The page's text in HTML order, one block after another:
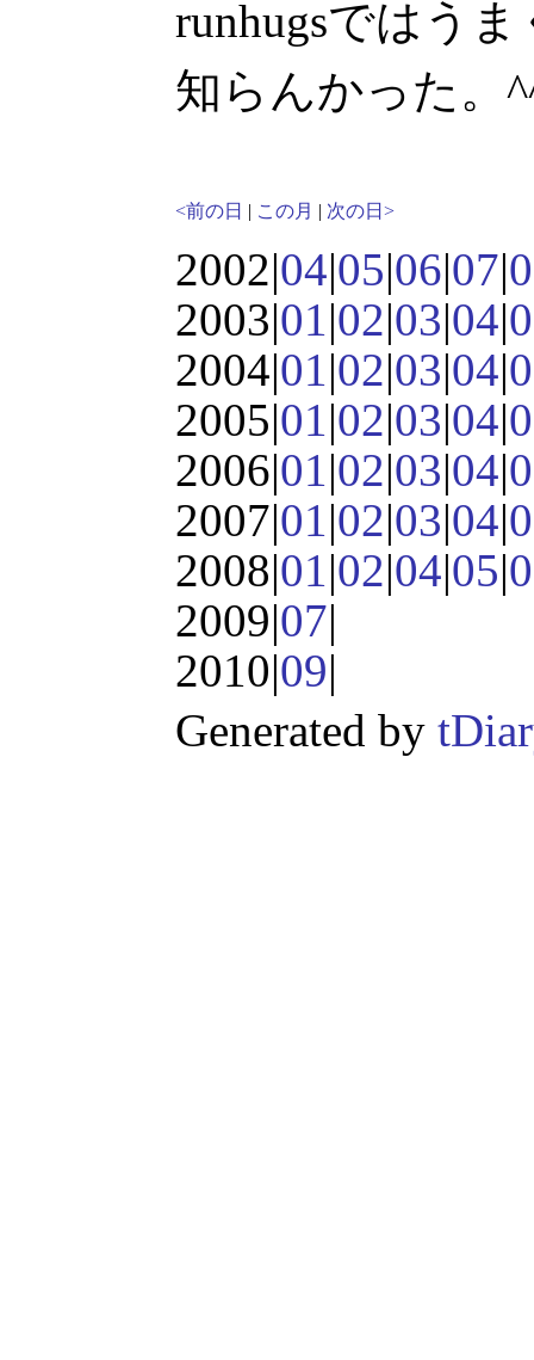
runhugsではう
知らんかった。
<前の日 | この月 | 次の日>
2002|04|05|06|07|
2003|01|02|03|04|
2004|01|02|03|04|
2005|01|02|03|04|
2006|01|02|03|04|
2007|01|02|03|04|
2008|01|02|04|05|
2009|07|
2010|09|
Generated by